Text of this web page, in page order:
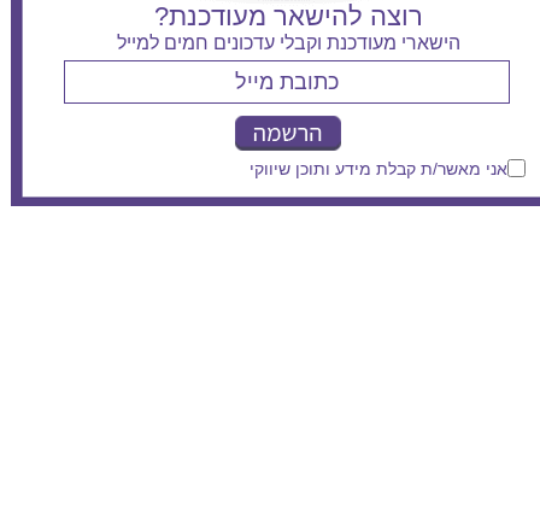
רוצה להישאר מעודכנת?
הישארי מעודכנת וקבלי עדכונים חמים למייל
אני מאשר/ת קבלת מידע ותוכן שיווקי